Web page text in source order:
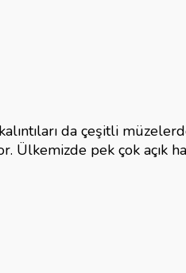
da çeşitli
Ülkemizde pek çok açık